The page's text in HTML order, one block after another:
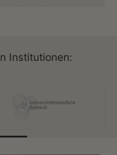
Institutionen: